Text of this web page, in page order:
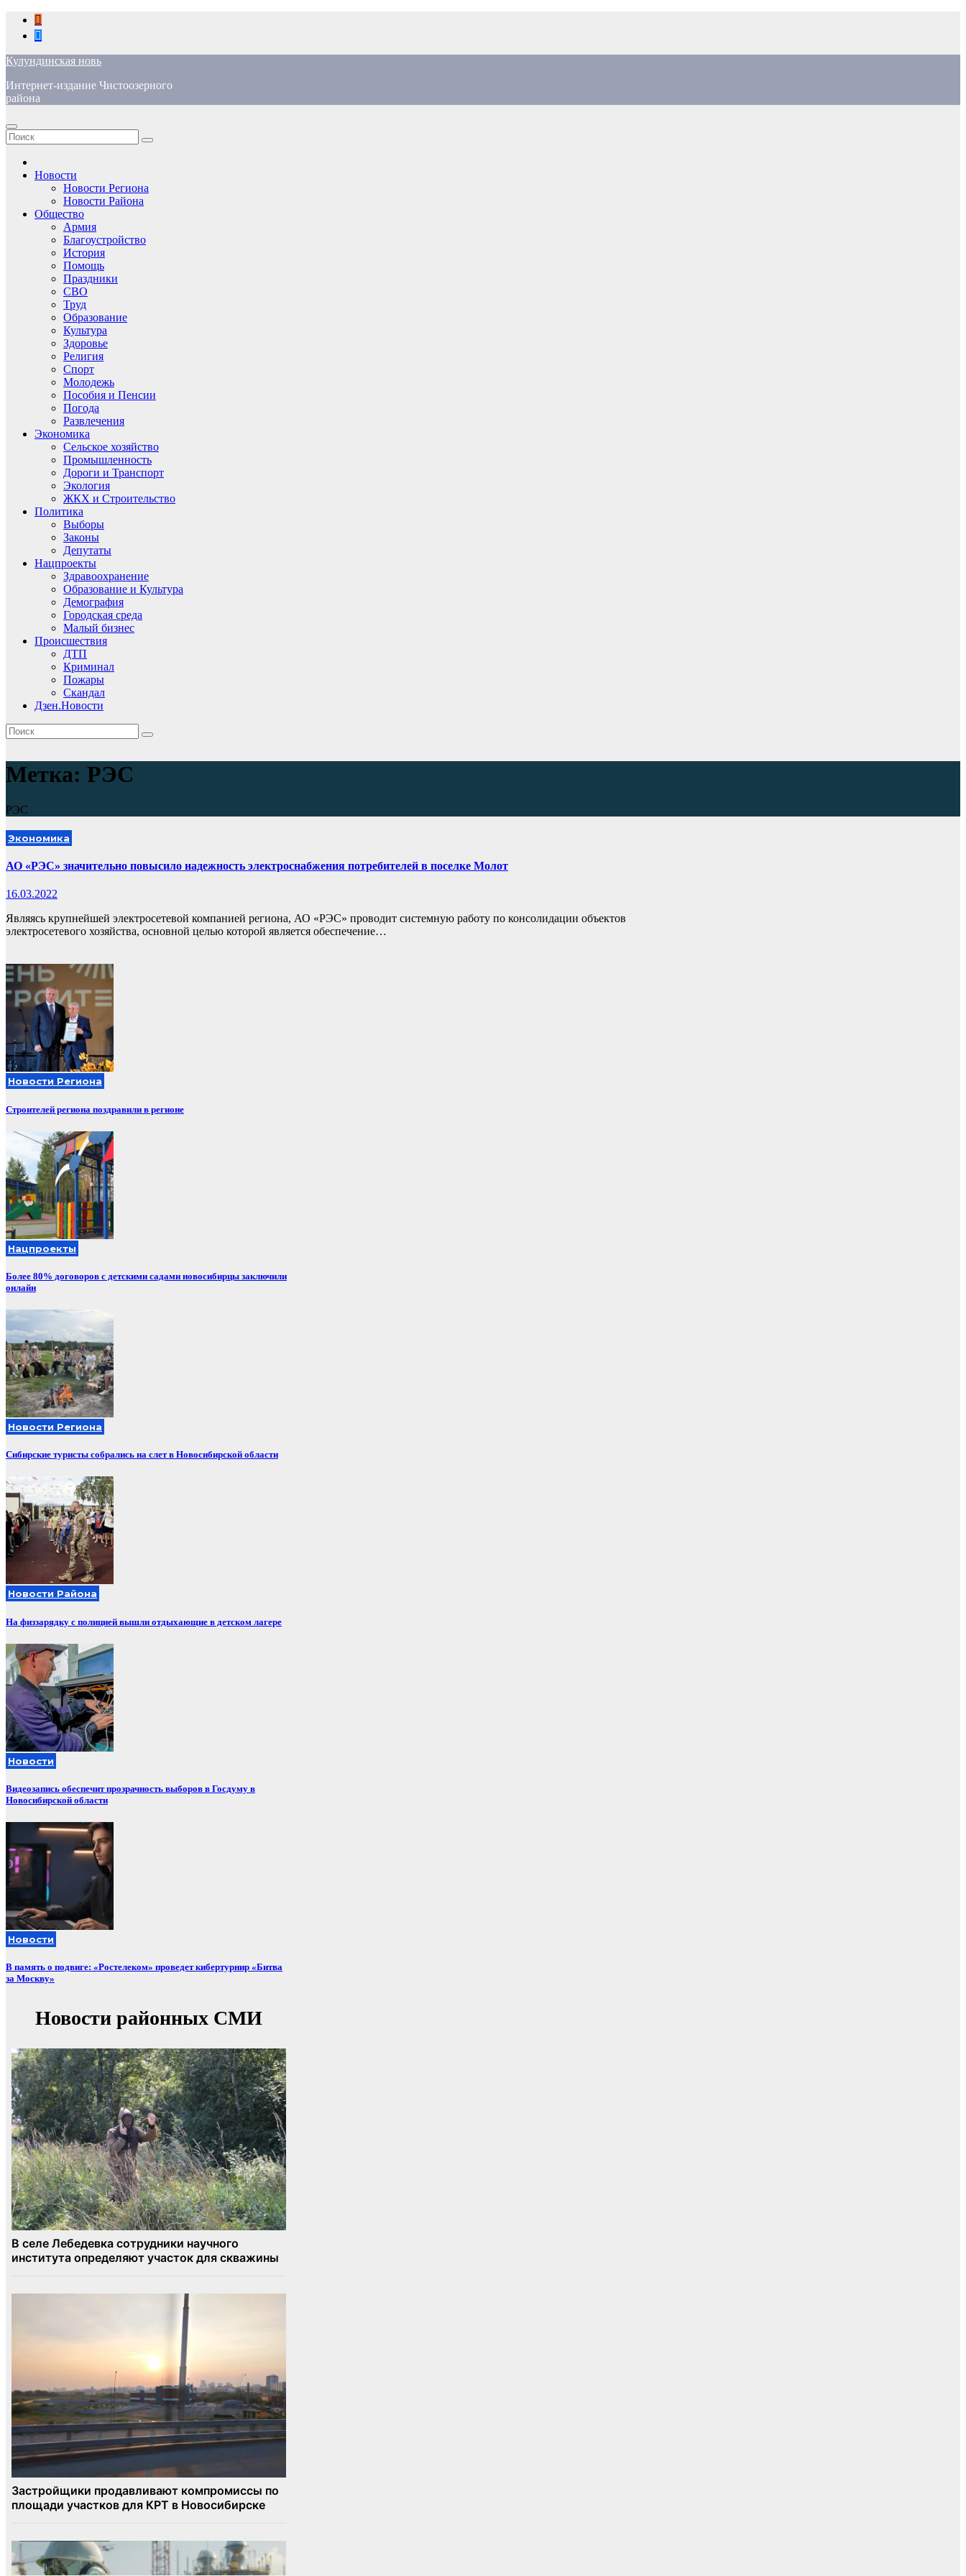
Перейти
содержимому
Кулундинская новь
Интернет-издание Чистоозерного
района
Новости
Новости Региона
Новости Района
Общество
Армия
Благоустройство
История
Помощь
Праздники
СВО
Труд
Образование
Культура
Здоровье
Религия
Спорт
Молодежь
Пособия и Пенсии
Погода
Развлечения
Экономика
Сельское хозяйство
Промышленность
Дороги и Транспорт
Экология
ЖКХ и Строительство
Политика
Выборы
Законы
Депутаты
Нацпроекты
Здравоохранение
Образование и Культура
Демография
Городская среда
Малый бизнес
Происшествия
ДТП
Криминал
Пожары
Скандал
Дзен.Новости
Метка: РЭС
РЭС
Экономика
АО «РЭС» значительно повысило надежность электроснабжения потребителей в поселке Молот
16.03.2022
Являясь крупнейшей электросетевой компанией региона, АО «РЭС» проводит системную работу по консолидации объектов
электросетевого хозяйства, основной целью которой является обеспечение…
Новости Региона
Строителей региона поздравили в регионе
Нацпроекты
Более 80% договоров с детскими садами новосибирцы заключили
онлайн
Новости Региона
Сибирские туристы собрались на слет в Новосибирской области
Новости Района
На физзарядку с полицией вышли отдыхающие в детском лагере
Новости
Видеозапись обеспечит прозрачность выборов в Госдуму в
Новосибирской области
Новости
В память о подвиге: «Ростелеком» проведет кибертурнир «Битва
за Москву»